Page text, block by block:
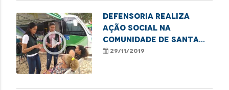
play_circle_outline
Defensoria realiza
ação social na
comunidade de Santa
Inês e Bela Vista
29/11/2019